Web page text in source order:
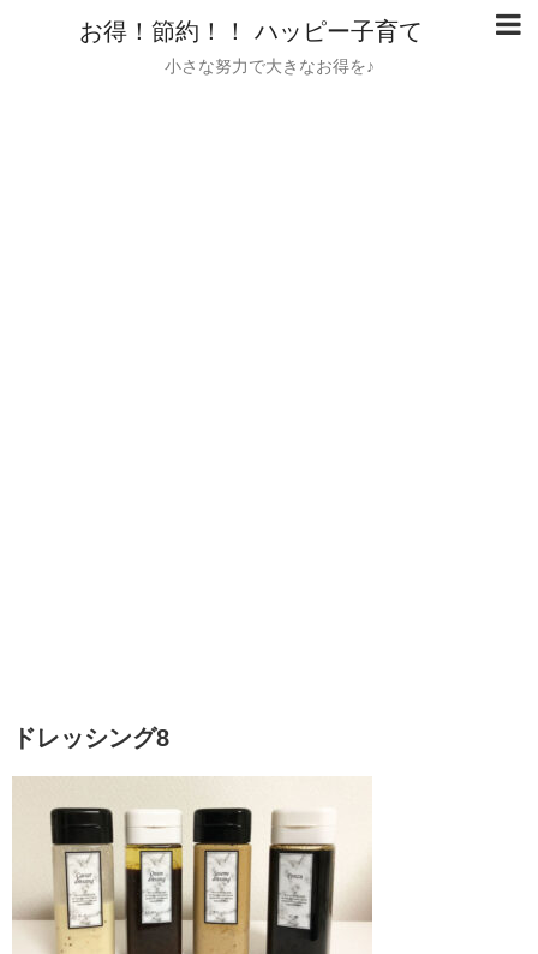
お得！節約！！ ハッピー子育て
小さな努力で大きなお得を♪
ドレッシング8